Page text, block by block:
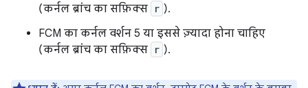
(कर्नल ब्रांच का सफ़िक्स r ).
FCM का कर्नल वर्शन 5 या इससे ज़्यादा होना चाहिए
(कर्नल ब्रांच का सफ़िक्स r ).